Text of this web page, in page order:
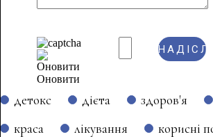
Оновити
детокс дієта здоров'я
краса
лікування корисні